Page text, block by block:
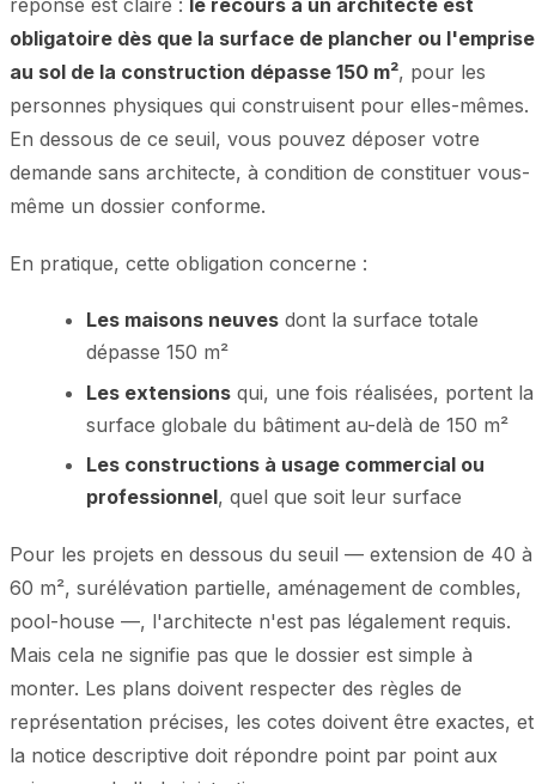
réponse est claire : le recours à un architecte est
obligatoire dès que la surface de plancher ou l'emprise
au sol de la construction dépasse 150 m², pour les
personnes physiques qui construisent pour elles-mêmes.
En dessous de ce seuil, vous pouvez déposer votre
demande sans architecte, à condition de constituer vous-
même un dossier conforme.
En pratique, cette obligation concerne :
Les maisons neuves dont la surface totale
dépasse 150 m²
Les extensions qui, une fois réalisées, portent la
surface globale du bâtiment au-delà de 150 m²
Les constructions à usage commercial ou
professionnel, quel que soit leur surface
Pour les projets en dessous du seuil — extension de 40 à
60 m², surélévation partielle, aménagement de combles,
pool-house —, l'architecte n'est pas légalement requis.
Mais cela ne signifie pas que le dossier est simple à
monter. Les plans doivent respecter des règles de
représentation précises, les cotes doivent être exactes, et
la notice descriptive doit répondre point par point aux